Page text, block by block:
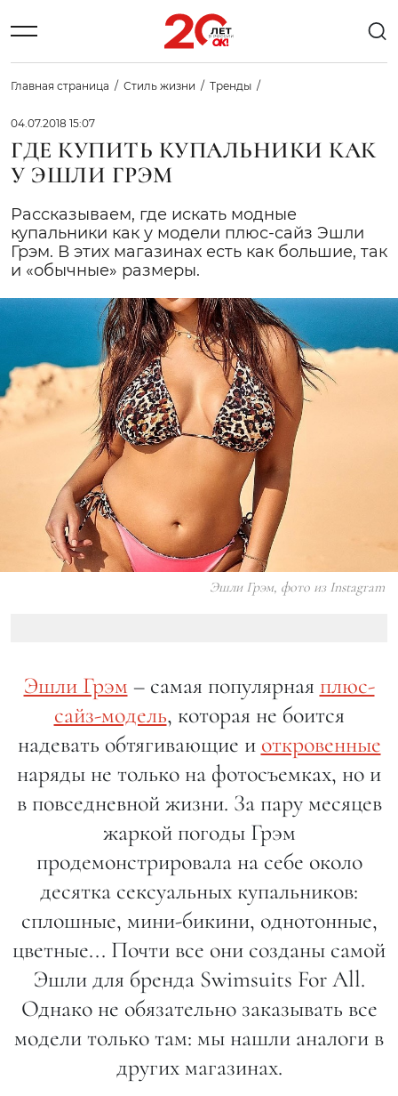
Главная страница Стиль жизни Тренды
04.07.2018 15:07
ГДЕ КУПИТЬ КУПАЛЬНИКИ КАК
У ЭШЛИ ГРЭМ
Рассказываем, где искать модные
купальники как у модели плюс-сайз Эшли
Грэм. В этих магазинах есть как большие, так
и «обычные» размеры.
Эшли Грэм, фото из Instagram
Эшли Грэм – самая популярная плюс-
сайз-модель, которая не боится
надевать обтягивающие и откровенные
наряды не только на фотосъемках, но и
в повседневной жизни. За пару месяцев
жаркой погоды Грэм
продемонстрировала на себе около
десятка сексуальных купальников:
сплошные, мини-бикини, однотонные,
цветные... Почти все они созданы самой
Эшли для бренда Swimsuits For All.
Однако не обязательно заказывать все
модели только там: мы нашли аналоги в
других магазинах.